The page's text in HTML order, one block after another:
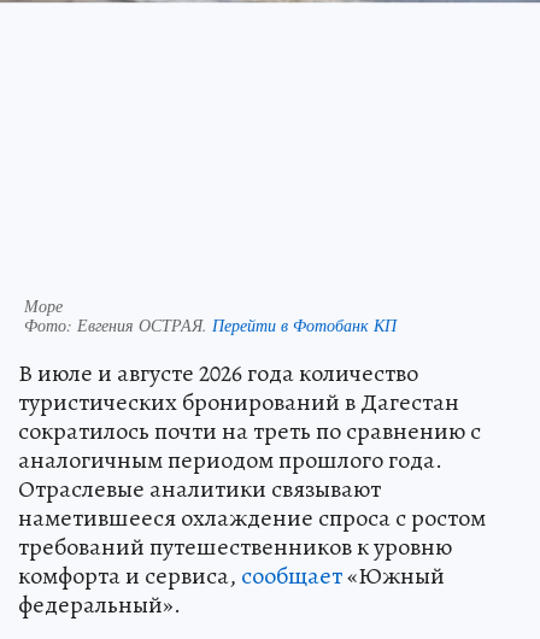
Море
Фото: Евгения ОСТРАЯ. Перейти в Фотобанк КП
В июле и августе 2026 года количество
туристических бронирований в Дагестан
сократилось почти на треть по сравнению с
аналогичным периодом прошлого года.
Отраслевые аналитики связывают
наметившееся охлаждение спроса с ростом
требований путешественников к уровню
комфорта и сервиса, сообщает«Южный
федеральный».